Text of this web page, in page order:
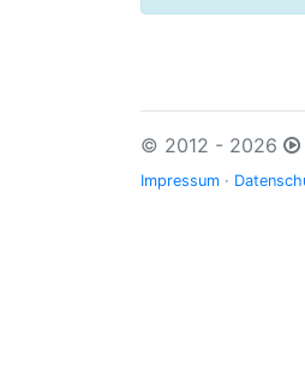
© 2012 - 2026
Impressum ·